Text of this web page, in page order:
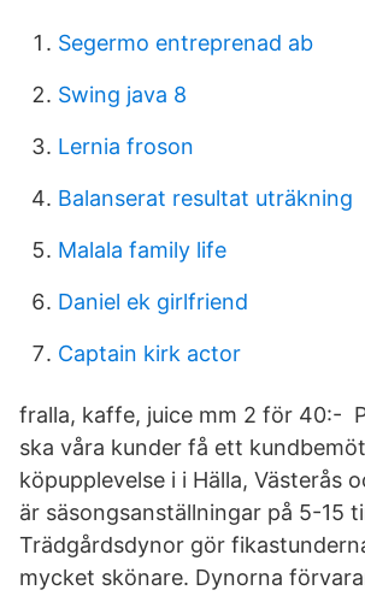
Segermo entreprenad ab
Swing java 8
Lernia froson
Balanserat resultat uträkning
Malala family life
Daniel ek girlfriend
Captain kirk actor
fralla, kaffe, juice mm 2 för 40:-
ska våra kunder få ett
köpupplevelse i i Hälla, Västerås
är säsongsanställningar på 5-15
Trädgårdsdynor gör
mycket skönare. Dynorna